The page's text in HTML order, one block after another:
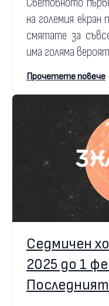
на големия
смятате за
има голяма
Прочетете повече
Седмичен
2025 до 1